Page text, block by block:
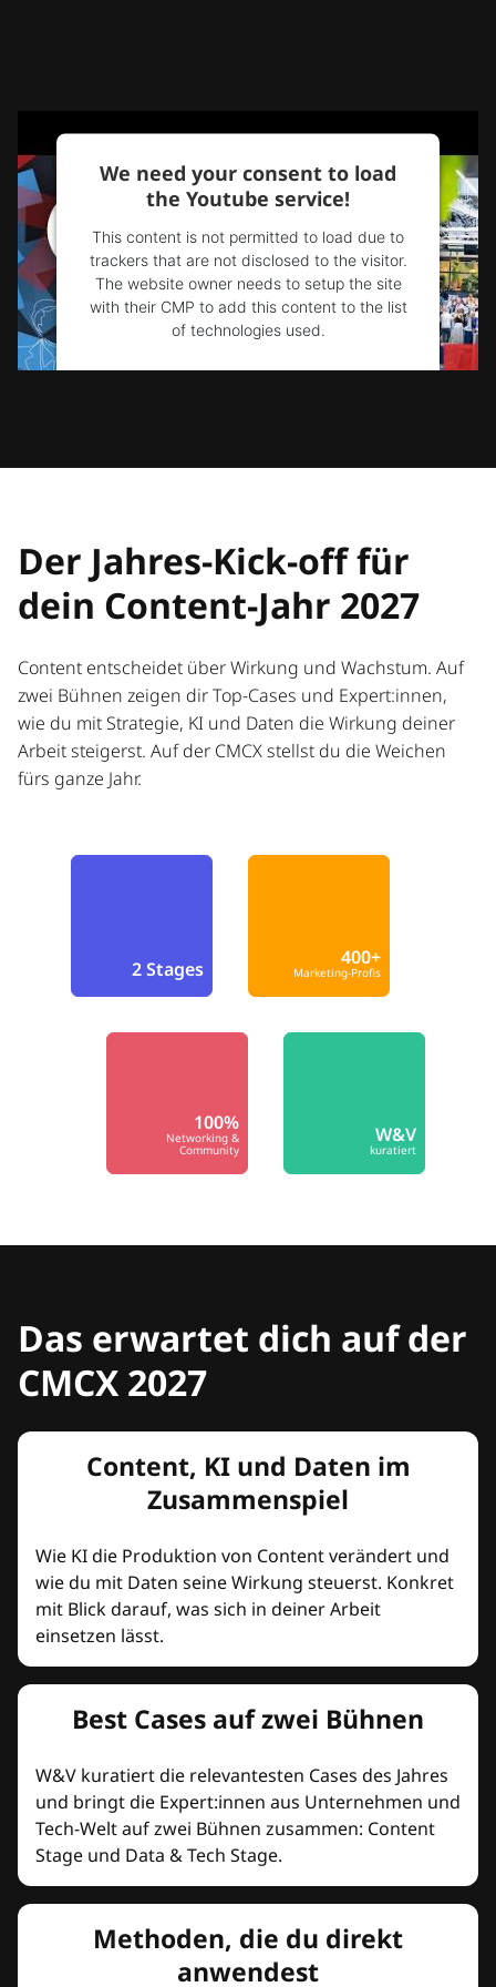
We need your consent to load
the Youtube service!
This content is not permitted to load due to
trackers that are not disclosed to the visitor.
The website owner needs to setup the site
with their CMP to add this content to the list
of technologies used.
Powered byUsercentrics Consent
Der Jahres-Kick-off für
dein Content-Jahr 2027
Content entscheidet über Wirkung und Wachstum. Auf
zwei Bühnen zeigen dir Top-Cases und Expert:innen,
wie du mit Strategie, KI und Daten die Wirkung deiner
Arbeit steigerst. Auf der CMCX stellst du die Weichen
fürs ganze Jahr.
2 Stages 400+
Marketing-Profis
100%
Networking &
Community
W&V
kuratiert
Das erwartet dich auf der
CMCX 2027
Content, KI und Daten im
Zusammenspiel
Wie KI die Produktion von Content verändert und
wie du mit Daten seine Wirkung steuerst. Konkret
mit Blick darauf, was sich in deiner Arbeit
einsetzen lässt.
Best Cases auf zwei Bühnen
W&V kuratiert die relevantesten Cases des Jahres
und bringt die Expert:innen aus Unternehmen und
Tech-Welt auf zwei Bühnen zusammen: Content
Stage und Data & Tech Stage.
Methoden, die du direkt
anwendest